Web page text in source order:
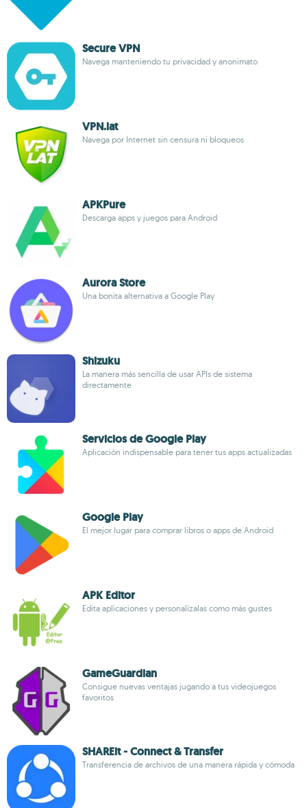
Secure VPN
Navega manteniendo tu privacidad y anonimato
VPN.lat
Navega por Internet sin censura ni bloqueos
APKPure
Descarga apps y juegos para Android
Aurora Store
Una bonita alternativa a Google Play
Shizuku
La manera más sencilla de usar APIs de sistema
directamente
Servicios de Google Play
Aplicación indispensable para tener tus apps actualizadas
Google Play
El mejor lugar para comprar libros o apps de Android
APK Editor
Edita aplicaciones y personalízalas como más gustes
GameGuardian
Consigue nuevas ventajas jugando a tus videojuegos
favoritos
SHAREit - Connect & Transfer
Transferencia de archivos de una manera rápida y cómoda